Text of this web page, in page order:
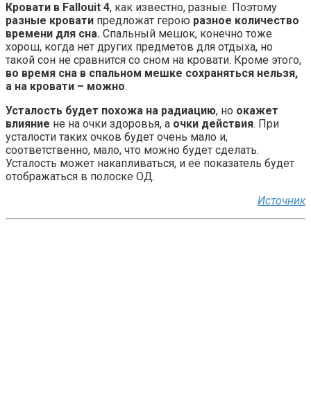
Кровати в Fallouit 4, как известно, разные. Поэтому
разные кровати предложат герою разное количество
времени для сна. Спальный мешок, конечно тоже
хорош, когда нет других предметов для отдыха, но
такой сон не сравнится со сном на кровати. Кроме этого,
во время сна в спальном мешке сохраняться нельзя,
а на кровати – можно.
Усталость будет похожа на радиацию, но окажет
влияние не на очки здоровья, а очки действия. При
усталости таких очков будет очень мало и,
соответственно, мало, что можно будет сделать.
Усталость может накапливаться, и её показатель будет
отображаться в полоске ОД.
Источник